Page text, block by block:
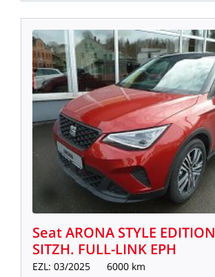
SeatARONA STYLE EDITION
SITZH. FULL-LINK EPH
EZL: 03/2025 6000 km